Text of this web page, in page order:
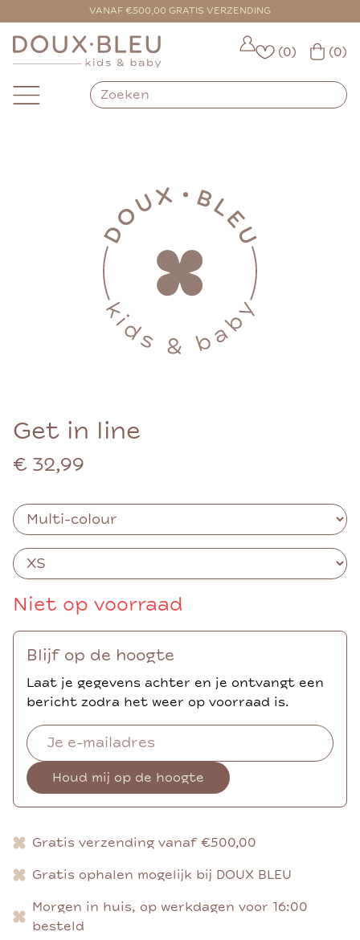
VANAF €500,00 GRATIS VERZENDING
(0) (0)
Get in line
€ 32,99
Niet op voorraad
Blijf op de hoogte
Laat je gegevens achter en je ontvangt een
bericht zodra het weer op voorraad is.
Houd mij op de hoogte
Gratis verzending vanaf €500,00
Gratis ophalen mogelijk bij DOUX BLEU
Morgen in huis, op werkdagen voor 16:00
besteld